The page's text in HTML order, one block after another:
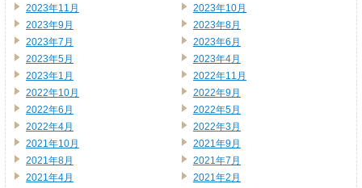
2023年11月
2023年10月
2023年9月
2023年8月
2023年7月
2023年6月
2023年5月
2023年4月
2023年1月
2022年11月
2022年10月
2022年9月
2022年6月
2022年5月
2022年4月
2022年3月
2021年10月
2021年9月
2021年8月
2021年7月
2021年4月
2021年2月